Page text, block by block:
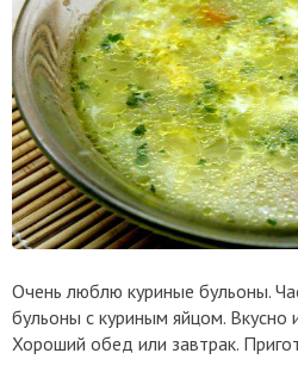
Очень люблю куриные бульоны.
бульоны с куриным яйцом. Вкусно
Хороший обед или завтрак.